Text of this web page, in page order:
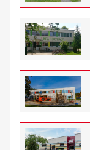
Glossar
Suche
Kontakt
AWO BB Süd